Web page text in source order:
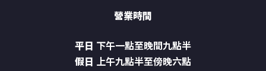
營業時間
平日 下午一點至晚間九點半
假日 上午九點半至傍晚六點